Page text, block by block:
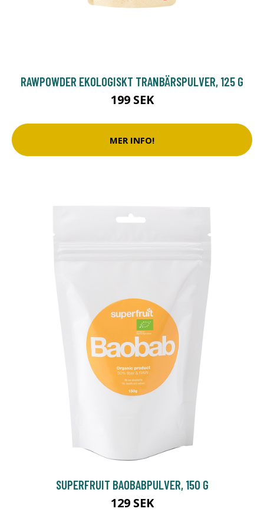
RAWPOWDER EKOLOGISKT TRANBÄRSPULVER, 125 G
199 SEK
MER INFO!
SUPERFRUIT BAOBABPULVER, 150 G
129 SEK